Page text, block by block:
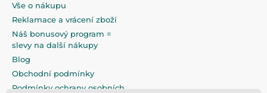
Vše o nákupu
Reklamace a vrácení zboží
Náš bonusový program =
slevy na další nákupy
Blog
Obchodní podmínky
Podmínky ochrany osobních